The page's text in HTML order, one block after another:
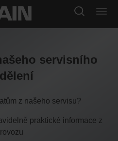
servisního
z našeho servisu?
praktické informace z